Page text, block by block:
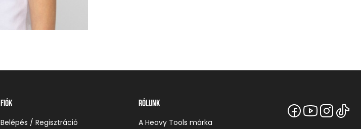
Fiók
Belépés / Regisztráció
Rólunk
A Heavy Tools márka